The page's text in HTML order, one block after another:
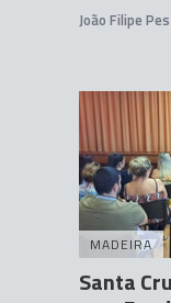
João Filipe
MADEIRA
Santa